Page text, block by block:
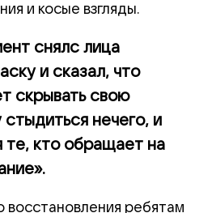
и косые взгляды.
снялс лица
и сказал, что
скрывать свою
нечего, и
те, кто обращает на
восстановления ребятам